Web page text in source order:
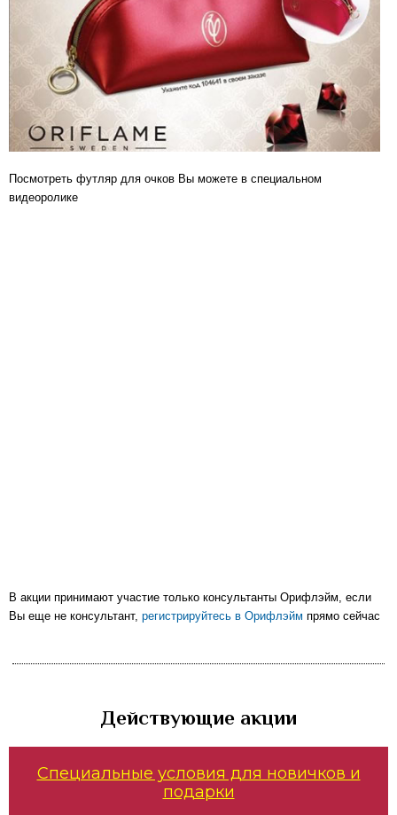
Посмотреть футляр для очков Вы можете в специальном
видеоролике
В акции принимают участие только консультанты Орифлэйм, если
Вы еще не консультант, регистрируйтесь в Орифлэйм прямо сейчас
Действующие акции
Специальные условия для новичков и
подарки